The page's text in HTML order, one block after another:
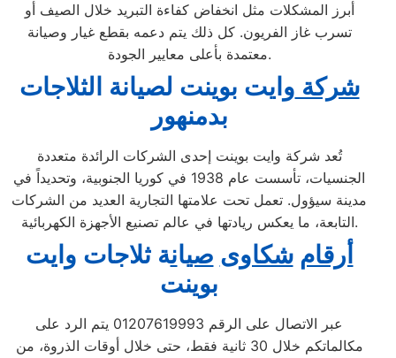
أبرز المشكلات مثل انخفاض كفاءة التبريد خلال الصيف أو
تسرب غاز الفريون. كل ذلك يتم دعمه بقطع غيار وصيانة
معتمدة بأعلى معايير الجودة.
شركة وايت بوينت لصيانة الثلاجات
بدمنهور
تُعد شركة وايت بوينت إحدى الشركات الرائدة متعددة
الجنسيات، تأسست عام 1938 في كوريا الجنوبية، وتحديداً في
مدينة سيؤول. تعمل تحت علامتها التجارية العديد من الشركات
التابعة، ما يعكس ريادتها في عالم تصنيع الأجهزة الكهربائية.
أرقام شكاوى صيانة ثلاجات وايت
بوينت
عبر الاتصال على الرقم 01207619993 يتم الرد على
مكالماتكم خلال 30 ثانية فقط، حتى خلال أوقات الذروة، من